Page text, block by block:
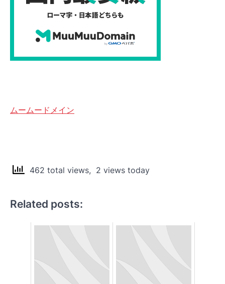
ムームードメイン
462 total views, 2 views today
Related posts: